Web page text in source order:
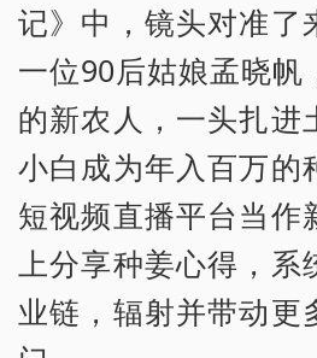
记》中，镜头对准了
一位90后姑娘孟晓帆
的新农人，一头扎进
小白成为年入百万的
短视频直播平台当作
上分享种姜心得，系
业链，辐射并带动更